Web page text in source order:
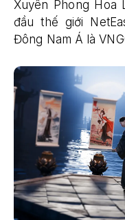
Xuyên Phong Hoa
đầu thế giới
Đông Nam Á là